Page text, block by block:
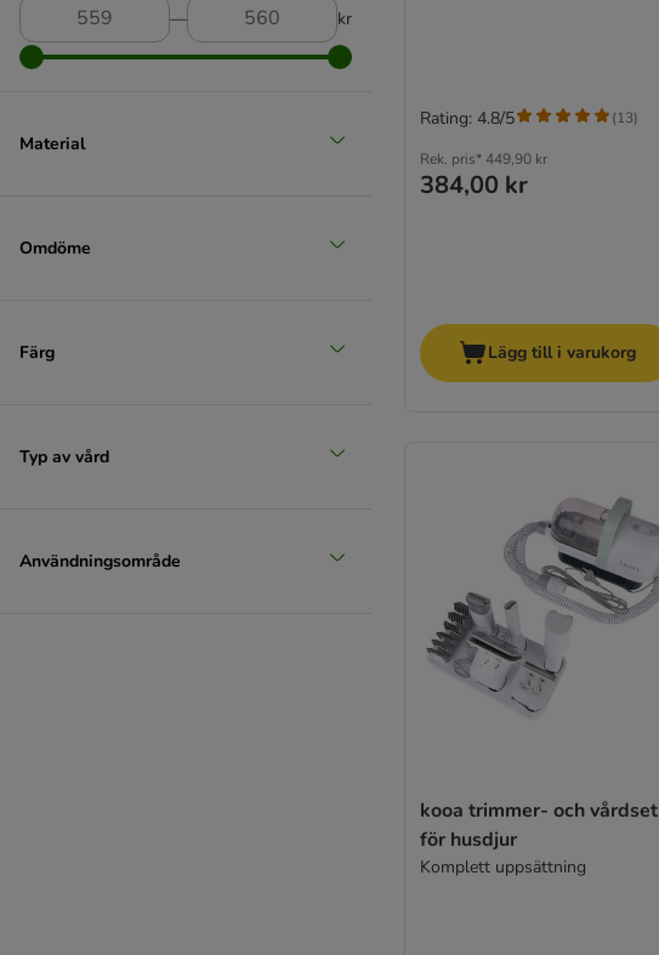
Trixie
― kr
Material
Omdöme
Färg
Typ av vård
Användningsområde
Rek. pris*449,90 kr
384,00 kr
Rating: 4.8/5 (13)
Lägg till i varukorg
kooa trimmer- och vårdset
för husdjur
Komplett uppsättning